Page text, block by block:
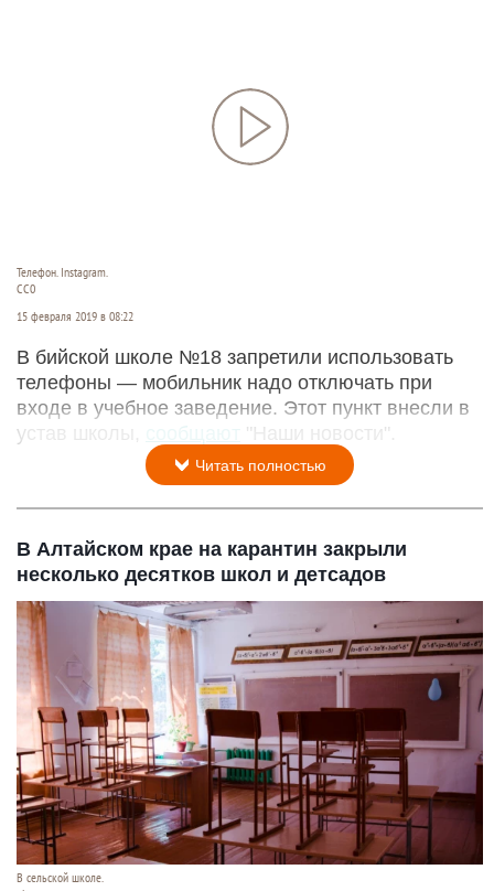
Телефон. Instagram.
СС0
15 февраля 2019 в 08:22
В бийской школе №18 запретили использовать
телефоны — мобильник надо отключать при
входе в учебное заведение. Этот пункт внесли в
устав школы,
сообщают "Наши новости".
Читать полностью
В Алтайском крае на карантин закрыли
несколько десятков школ и детсадов
В сельской школе.